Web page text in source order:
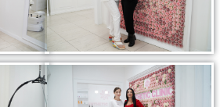
- подкожное введение плазмы
препаратом RADIESSE (
объёмов,векторный
моделирование
на основе гидроксиапатита